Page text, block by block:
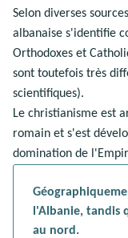
Selon diverses
albanaise s'identifie
Orthodoxes et
sont toutefois très
scientifiques).
Le christianisme est
romain et s'est
domination de
l'Albanie, tandis
au nord.